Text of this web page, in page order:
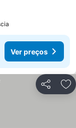
preços
Ver preços
Partilhar